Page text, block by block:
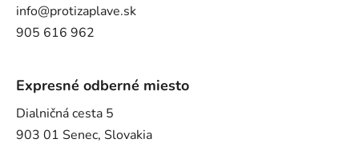
info@protizaplave.sk
905 616 962
Expresné odberné miesto
Dialničná cesta 5
903 01 Senec, Slovakia